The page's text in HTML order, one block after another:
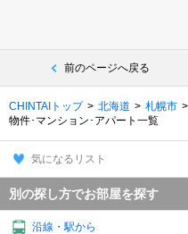
前のページへ戻る
CHINTAIトップ 北海道 札幌市
物件･マンション･アパート一覧
気になるリスト
別の探し方でお部屋を探す
沿線・駅から